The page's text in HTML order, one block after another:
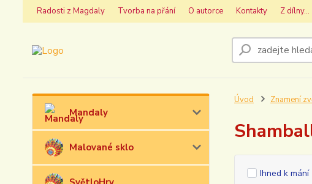
Radosti z Magdaly Tvorba na přání O autorce Kontakty Z dílny...
Mandaly
Malované sklo
Úvod Znamení
Ihned k mání